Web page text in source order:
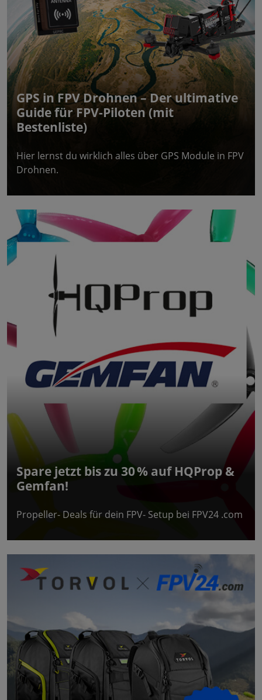
GPS in FPV Drohnen – Der ultimative
Guide für FPV-Piloten (mit
Bestenliste)
Hier lernst du wirklich alles über GPS Module in FPV
Drohnen.
Spare jetzt bis zu 30 % auf HQProp &
Gemfan!
Propeller- Deals für dein FPV- Setup bei FPV24 .com